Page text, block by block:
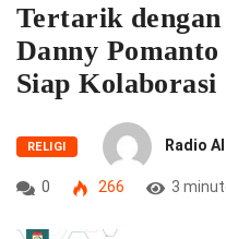
Tertarik
Danny
Siap Kolaborasi
RELIGI Radio
0 266 3